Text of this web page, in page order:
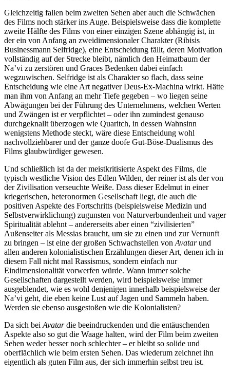
Gleichzeitig fallen beim zweiten Sehen aber auch die Schwächen
des Films noch stärker ins Auge. Beispielsweise dass die komplette
zweite Hälfte des Films von einer einzigen Szene abhängig ist, in
der ein von Anfang an zweidimensionaler Charakter (Ribisis
Businessmann Selfridge), eine Entscheidung fällt, deren Motivation
vollständig auf der Strecke bleibt, nämlich den Heimatbaum der
Na’vi zu zerstören und Graces Bedenken dabei einfach
wegzuwischen. Selfridge ist als Charakter so flach, dass seine
Entscheidung wie eine Art negativer Deus-Ex-Machina wirkt. Hätte
man ihm von Anfang an mehr Tiefe gegeben – wo liegen seine
Abwägungen bei der Führung des Unternehmens, welchen Werten
und Zwängen ist er verpflichtet – oder ihn zumindest genauso
durchgeknallt überzogen wie Quaritch, in dessen Wahnsinn
wenigstens Methode steckt, wäre diese Entscheidung wohl
nachvollziehbarer und der ganze doofe Gut-Böse-Dualismus des
Films glaubwürdiger gewesen.
Und schließlich ist da der meistkritisierte Aspekt des Films, die
typisch westliche Vision des Edlen Wilden, der reiner ist als der von
der Zivilisation verseuchte Weiße. Dass dieser Edelmut in einer
kriegerischen, heteronormen Gesellschaft liegt, die auch die
positiven Aspekte des Fortschritts (beispielsweise Medizin und
Selbstverwirklichung) zugunsten von Naturverbundenheit und vager
Spiritualität ablehnt – andererseits aber einen “zivilisierten”
Außenseiter als Messias braucht, um sie zu einen und zur Vernunft
zu bringen – ist eine der großen Schwachstellen von Avatarund
allen anderen kolonialistischen Erzählungen dieser Art, denen ich in
diesem Fall nicht mal Rassismus, sondern einfach nur
Eindimensionalität vorwerfen würde. Wann immer solche
Gesellschaften dargestellt werden, wird beispielsweise immer
ausgeblendet, wie es wohl denjenigen innerhalb beispielsweise der
Na’vi geht, die eben keine Lust auf Jagen und Sammeln haben.
Werden sie ebenso ausgestoßen wie die Kolonialisten?
Da sich bei Avatardie beeindruckenden und die entäuschenden
Aspekte also so gut die Waage halten, wird der Film beim zweiten
Sehen weder besser noch schlechter – er bleibt so solide und
oberflächlich wie beim ersten Sehen. Das wiederum zeichnet ihn
eigentlich als guten Film aus, der sich immerhin selbst treu ist.